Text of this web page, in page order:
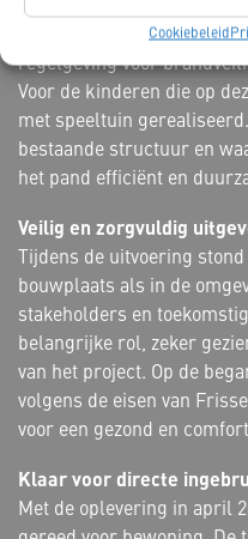
Cookiebeleid
vernieuwd en is het hele
regelgeving voor
Voor de kinderen die op
met speeltuin
bestaande structuur en
het pand efficiënt en
Veilig en zorgvuldig
Tijdens de uitvoering
bouwplaats als in de
stakeholders en
belangrijke rol, zeker
van het project. Op de
volgens de eisen van
voor een gezond en
Klaar voor directe
Met de oplevering in april